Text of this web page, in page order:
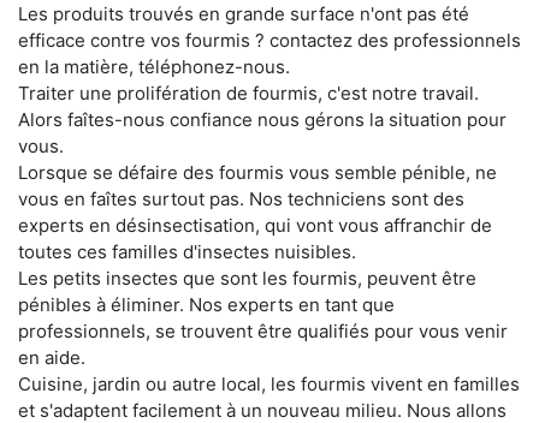
Les produits trouvés en grande surface n'ont pas été
efficace contre vos fourmis ? contactez des professionnels
en la matière, téléphonez-nous.
Traiter une prolifération de fourmis, c'est notre travail.
Alors faîtes-nous confiance nous gérons la situation pour
vous.
Lorsque se défaire des fourmis vous semble pénible, ne
vous en faîtes surtout pas. Nos techniciens sont des
experts en désinsectisation, qui vont vous affranchir de
toutes ces familles d'insectes nuisibles.
Les petits insectes que sont les fourmis, peuvent être
pénibles à éliminer. Nos experts en tant que
professionnels, se trouvent être qualifiés pour vous venir
en aide.
Cuisine, jardin ou autre local, les fourmis vivent en familles
et s'adaptent facilement à un nouveau milieu. Nous allons